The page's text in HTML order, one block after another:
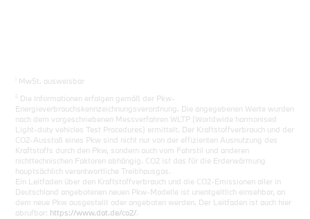
MwSt. ausweisbar
Die Informationen erfolgen gemäß der Pkw-
Energieverbrauchskennzeichnungsverordnung. Die angegebenen Werte wurden
nach dem vorgeschriebenen Messverfahren WLTP (Worldwide harmonised
Light-duty vehicles Test Procedures) ermittelt. Der Kraftstoffverbrauch und der
CO2-Ausstoß eines Pkw sind nicht nur von der effizienten Ausnutzung des
Kraftstoffs durch den Pkw, sondern auch vom Fahrstil und anderen
nichttechnischen Faktoren abhängig. CO2 ist das für die Erderwärmung
hauptsächlich verantwortliche Treibhausgas.
Ein Leitfaden über den Kraftstoffverbrauch und die CO2-Emissionen aller in
Deutschland angebotenen neuen Pkw-Modelle ist unentgeltlich einsehbar, an
dem neue Pkw ausgestellt oder angeboten werden. Der Leitfaden ist auch hier
abrufbar: https://www.dat.de/co2/.